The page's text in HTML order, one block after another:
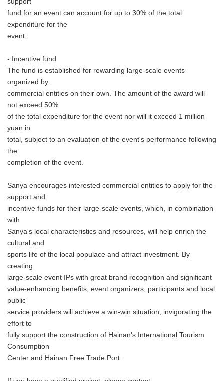
support
fund for an event can account for up to 30% of the total
expenditure for the
event.
- Incentive fund
The fund is established for rewarding large-scale events
organized by
commercial entities on their own. The amount of the award will
not exceed 50%
of the total expenditure for the event nor will it exceed 1 million
yuan in
total, subject to an evaluation of the event's performance following
the
completion of the event.
Sanya encourages interested commercial entities to apply for the
support and
incentive funds for their large-scale events, which, in combination
with
Sanya's local characteristics and resources, will help enrich the
cultural and
sports life of the local populace and attract investment. By
creating
large-scale event IPs with great brand recognition and significant
value-enhancing benefits, event organizers, participants and local
public
service providers will achieve a win-win situation, invigorating the
effort to
fully support the construction of Hainan's International Tourism
Consumption
Center and Hainan Free Trade Port.